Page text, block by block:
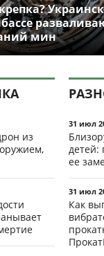
мин
из
31 июл
детей:
ее
31 июл
Как